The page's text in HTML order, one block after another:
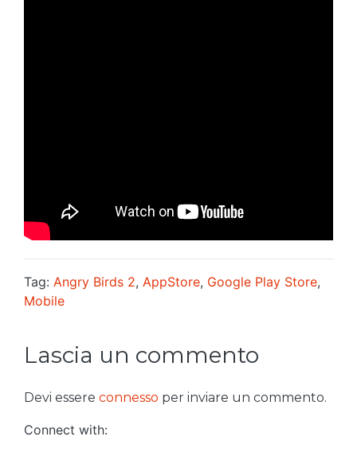
Tag: Angry Birds 2, AppStore, Google Play Store,
Mobile
Lascia un commento
Devi essere connesso per inviare un commento.
Connect with: